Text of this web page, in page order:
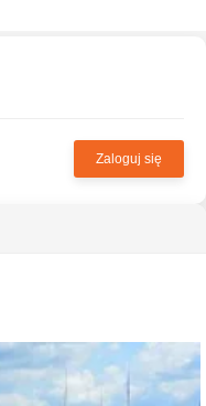
Zaloguj się